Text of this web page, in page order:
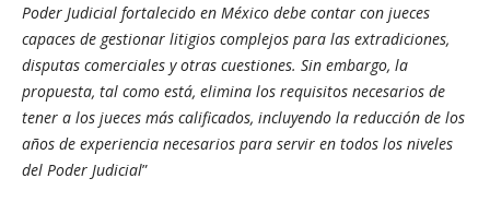
Poder Judicial fortalecido en México debe contar con jueces
capaces de gestionar litigios complejos para las extradiciones,
disputas comerciales y otras cuestiones. Sin embargo, la
propuesta, tal como está, elimina los requisitos necesarios de
tener a los jueces más calificados, incluyendo la reducción de los
años de experiencia necesarios para servir en todos los niveles
del Poder Judicial”